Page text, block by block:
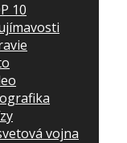
10
vojna